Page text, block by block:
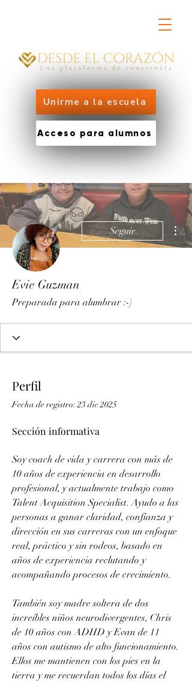
Unirme a la escuela
Acceso para alumnos
Seguir
Evie Guzman
Preparada para alumbrar :-)
Perfil
Fecha de registro: 23 dic 2025
Sección informativa
Soy coach de vida y carrera con más de
10 años de experiencia en desarrollo
profesional, y actualmente trabajo como
Talent Acquisition Specialist. Ayudo a las
personas a ganar claridad, confianza y
dirección en sus carreras con un enfoque
real, práctico y sin rodeos, basado en
años de experiencia reclutando y
acompañando procesos de crecimiento.
También soy madre soltera de dos
increíbles niños neurodivergentes, Chris
de 10 años con ADHD y Evan de 11
años con autismo de alto funcionamiento.
Ellos me mantienen con los pies en la
tierra y me recuerdan todos los días el